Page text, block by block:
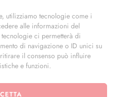
utilizziamo tecnologie come i
alle informazioni del
ci permetterà di
di navigazione o ID unici su
il consenso può influire
e funzioni.